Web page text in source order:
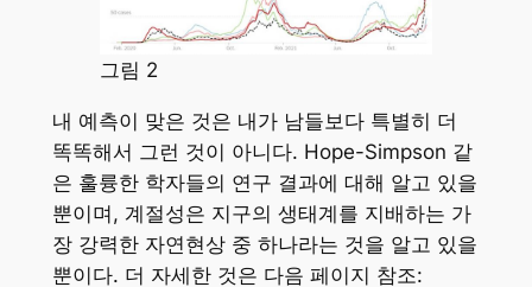
그림 2
내 예측이 맞은 것은 내가 남들보다 특별히 더
똑똑해서 그런 것이 아니다. Hope-Simpson 같
은 훌륭한 학자들의 연구 결과에 대해 알고 있을
뿐이며, 계절성은 지구의 생태계를 지배하는 가
장 강력한 자연현상 중 하나라는 것을 알고 있을
뿐이다. 더 자세한 것은 다음 페이지 참조: